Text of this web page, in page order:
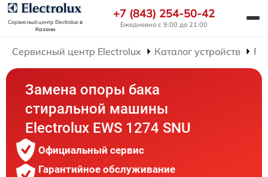
Сервисный центр Electroluxв
Казани
+7 (843) 254-50-42
Ежедневно с 9:00 до 21:00
Сервисный центр Electrolux Каталог устройств
Замена опоры бака
стиральной машины
Electrolux EWS 1274 SNU
Официальный сервис
Гарантийное обслуживание